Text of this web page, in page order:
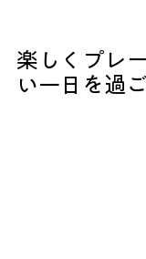
楽しくプレ
い一日を過